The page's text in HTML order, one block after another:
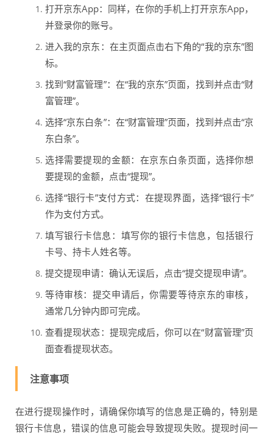
打开京东App：同样，在你的手机上打开京东App，
并登录你的账号。
进入我的京东：在主页面点击右下角的“我的京东”图
标。
找到“财富管理”：在“我的京东”页面，找到并点击“财
富管理”。
选择“京东白条”：在“财富管理”页面，找到并点击“京
东白条”。
选择需要提现的金额：在京东白条页面，选择你想
要提现的金额，点击“提现”。
选择“银行卡”支付方式：在提现界面，选择“银行卡”
作为支付方式。
填写银行卡信息：填写你的银行卡信息，包括银行
卡号、持卡人姓名等。
提交提现申请：确认无误后，点击“提交提现申请”。
等待审核：提交申请后，你需要等待京东的审核，
通常几分钟内即可完成。
查看提现状态：提现完成后，你可以在“财富管理”页
面查看提现状态。
注意事项
在进行提现操作时，请确保你填写的信息是正确的，特别是
银行卡信息，错误的信息可能会导致提现失败。提现时间一